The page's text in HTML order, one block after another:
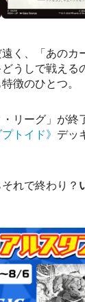
く、「あのカ
うしで戦える
徴のひとつ。
リーグ」が終
トイド》 デッ
れで終わり？